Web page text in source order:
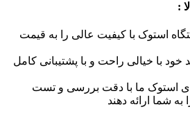
:
استوک با کیفیت عالی را به قیمت
خود با خیالی راحت و با پشتیبانی کامل
استوک ما با دقت بررسی و تست
به شما ارائه دهند